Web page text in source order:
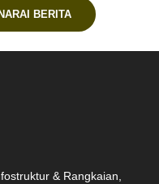
BERITA
& Rangkaian,